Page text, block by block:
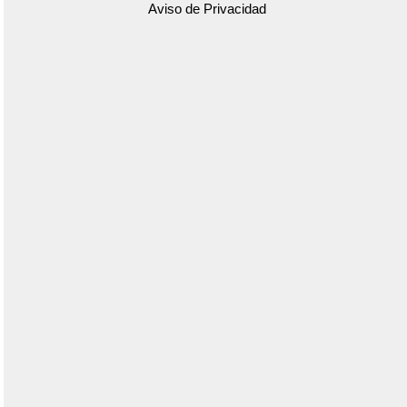
Aviso de Privacidad